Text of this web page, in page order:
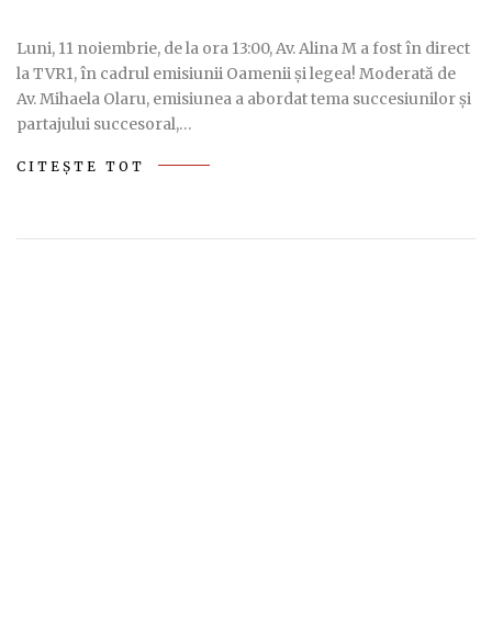
Luni, 11 noiembrie, de la ora 13:00, Av. Alina M a fost în direct
la TVR1, în cadrul emisiunii Oamenii și legea! Moderată de
Av. Mihaela Olaru, emisiunea a abordat tema succesiunilor și
partajului succesoral,…
CITEȘTE TOT